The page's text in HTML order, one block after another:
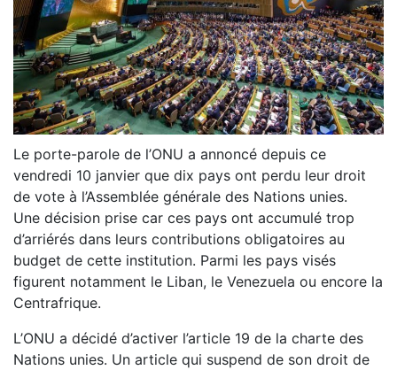
Le porte-parole de l’ONU a annoncé depuis ce
vendredi 10 janvier que dix pays ont perdu leur droit
de vote à l’Assemblée générale des Nations unies.
Une décision prise car ces pays ont accumulé trop
d’arriérés dans leurs contributions obligatoires au
budget de cette institution. Parmi les pays visés
figurent notamment le Liban, le Venezuela ou encore la
Centrafrique.
L’ONU a décidé d’activer l’article 19 de la charte des
Nations unies. Un article qui suspend de son droit de